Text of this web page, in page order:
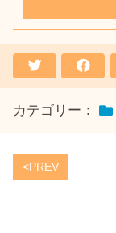
カテゴリー：
<PREV